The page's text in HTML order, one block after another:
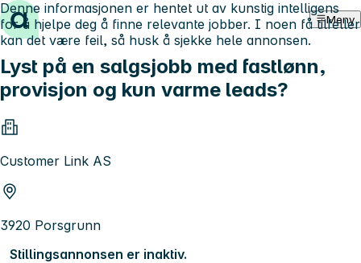
Hopp til innhold Meny
Lyst på en salgsjobb med fastlønn,
provisjon og kun varme leads?
Customer Link AS
3920 Porsgrunn
Stillingsannonsen er inaktiv.
Denne informasjonen er hentet ut av kunstig intelligens
for å hjelpe deg å finne relevante jobber. I noen få tilfeller
kan det være feil, så husk å sjekke hele annonsen.